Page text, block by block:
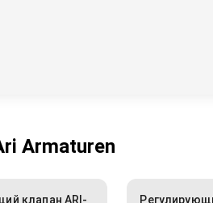
Armaturen
клапан ARI-